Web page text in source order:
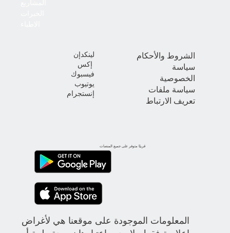
الشروط والأحكام
سياسة
الخصوصية
سياسة ملفات
تعريف الارتباط
لينكدإن
فيسبوك
يوتيوب
إنستجرام
قريبًا متوفر على جميع المنصات
المعلومات الموجودة على موقعنا هي لأغراض